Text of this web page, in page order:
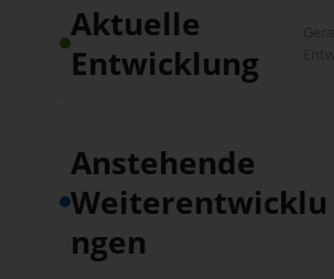
Aktuelle
Entwicklung
Anstehende
Weiterentwicklu
ngen